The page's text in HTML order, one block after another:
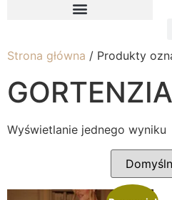
Strona główna / Produkty
GORTENZIA
Wyświetlanie jednego wyniku